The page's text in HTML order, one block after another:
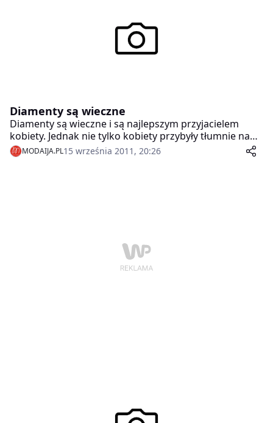
Diamenty są wieczne
Diamenty są wieczne i są najlepszym przyjacielem
kobiety. Jednak nie tylko kobiety przybyły tłumnie na
imprezę inauguracyjną nowej kolekcji biżuterii
Diamant Mon Amour marki Apart, która odbyła się
MODAIJA.PL15 września 2011, 20:26